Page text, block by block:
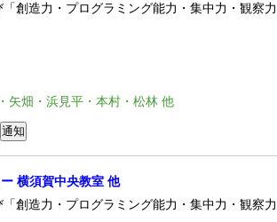
創造力・プログラミング能力・集中力・観察
矢畑・浜見平・本村・松林 他
横須賀中央教室 他
創造力・プログラミング能力・集中力・観察